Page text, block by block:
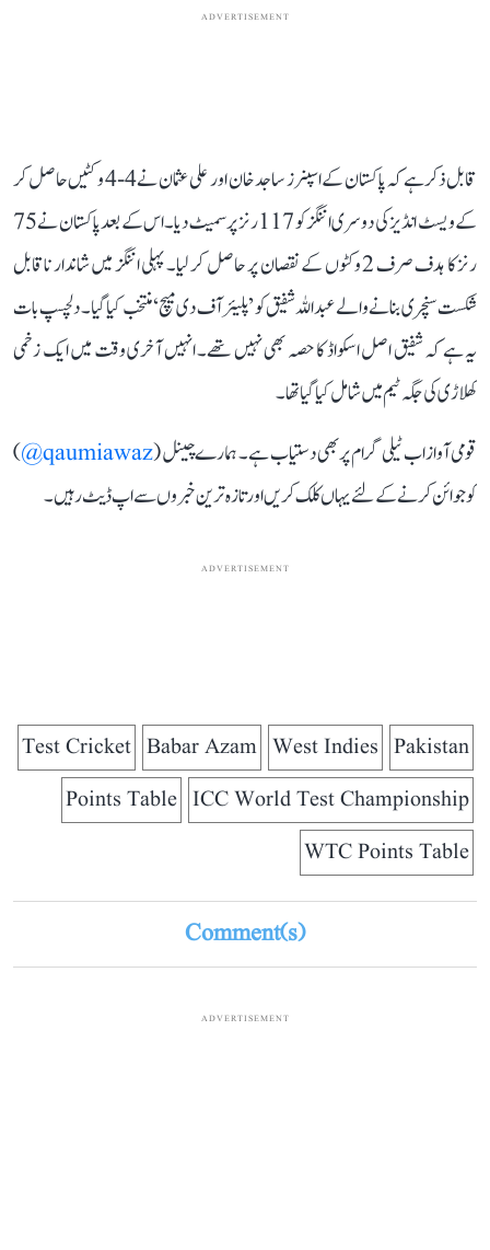
ADVERTISEMENT
قابل ذکر ہے کہ پاکستان کے اسپنرز ساجد خان اور علی عثمان نے 4-4 وکٹیں حاصل کر
کے ویسٹ انڈیز کی دوسری اننگز کو 117 رنز پر سمیٹ دیا۔ اس کے بعد پاکستان نے 75
رنز کا ہدف صرف 2 وکٹوں کے نقصان پر حاصل کر لیا۔ پہلی اننگز میں شاندار ناقابل
شکست سنچری بنانے والے عبداللہ شفیق کو ’پلیئر آف دی میچ‘ منتخب کیا گیا۔ دلچسپ بات
یہ ہے کہ شفیق اصل اسکواڈ کا حصہ بھی نہیں تھے۔ انہیں آخری وقت میں ایک زخمی
کھلاڑی کی جگہ ٹیم میں شامل کیا گیا تھا۔
قومی آواز اب ٹیلی گرام پر بھی دستیاب ہے۔ ہمارے چینل (qaumiawaz@
)
کو جوائن کرنے کے لئے یہاں کلک کریں اور تازہ ترین خبروں سے اپ ڈیٹ رہیں۔
ADVERTISEMENT
Pakistan
West Indies
Babar Azam
Test Cricket
ICC World Test Championship
Points Table
WTC Points Table
Comment(s)
ADVERTISEMENT